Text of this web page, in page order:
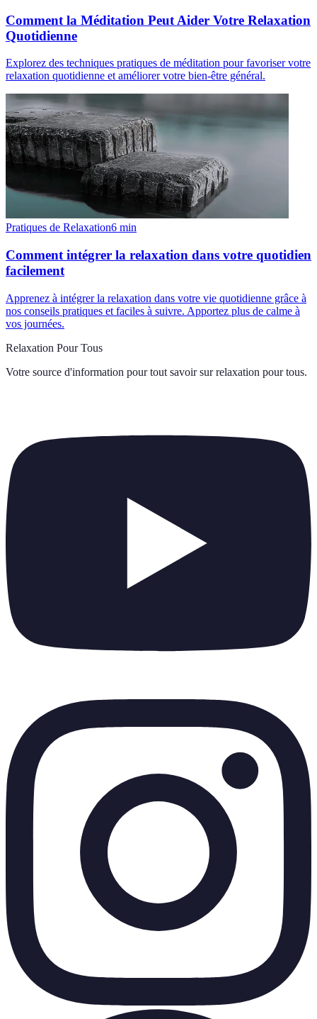
Comment la Méditation Peut Aider Votre Relaxation
Quotidienne
Explorez des techniques pratiques de méditation pour favoriser votre
relaxation quotidienne et améliorer votre bien-être général.
Pratiques de Relaxation6 min
Comment intégrer la relaxation dans votre quotidien
facilement
Apprenez à intégrer la relaxation dans votre vie quotidienne grâce à
nos conseils pratiques et faciles à suivre. Apportez plus de calme à
vos journées.
Relaxation Pour Tous
Votre source d'information pour tout savoir sur relaxation pour tous.